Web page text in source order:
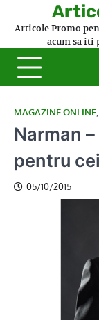
Articole Promo
acum sa iti
MAGAZINE ONLINE
Narman
pentru
05/10/2015